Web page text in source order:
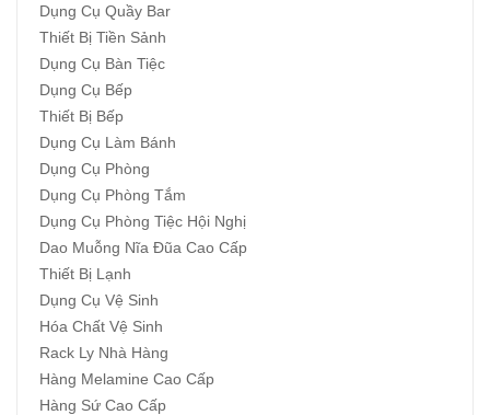
Dụng Cụ Quầy Bar
Thiết Bị Tiền Sảnh
Dụng Cụ Bàn Tiệc
Dụng Cụ Bếp
Thiết Bị Bếp
Dụng Cụ Làm Bánh
Dụng Cụ Phòng
Dụng Cụ Phòng Tắm
Dụng Cụ Phòng Tiệc Hội Nghị
Dao Muỗng Nĩa Đũa Cao Cấp
Thiết Bị Lạnh
Dụng Cụ Vệ Sinh
Hóa Chất Vệ Sinh
Rack Ly Nhà Hàng
Hàng Melamine Cao Cấp
Hàng Sứ Cao Cấp